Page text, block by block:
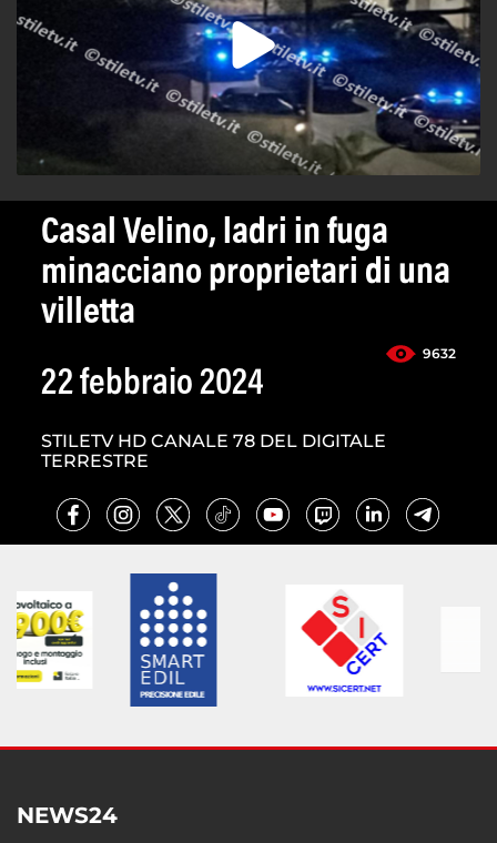
Casal Velino, ladri in fuga
minacciano proprietari di una
villetta
9632
22 febbraio 2024
STILETV HD CANALE 78 DEL DIGITALE
TERRESTRE
NEWS24